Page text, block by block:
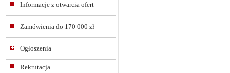
Informacje z otwarcia ofert
Zamówienia do 170 000 zł
Ogłoszenia
Rekrutacja